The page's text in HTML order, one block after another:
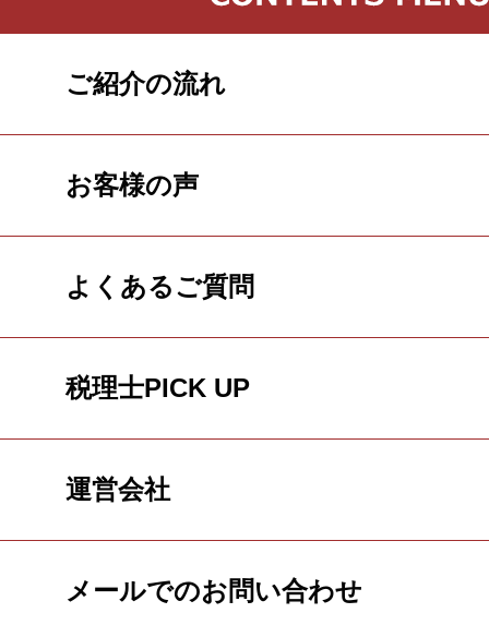
ご紹介の流れ
お客様の声
よくあるご質問
税理士PICK UP
運営会社
メールでのお問い合わせ